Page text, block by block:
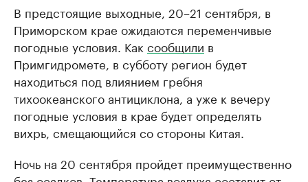
В предстоящие выходные, 20–21 сентября, в
Приморском крае ожидаются переменчивые
погодные условия. Как сообщили в
Примгидромете, в субботу регион будет
находиться под влиянием гребня
тихоокеанского антициклона, а уже к вечеру
погодные условия в крае будет определять
вихрь, смещающийся со стороны Китая.
Ночь на 20 сентября пройдет преимущественно